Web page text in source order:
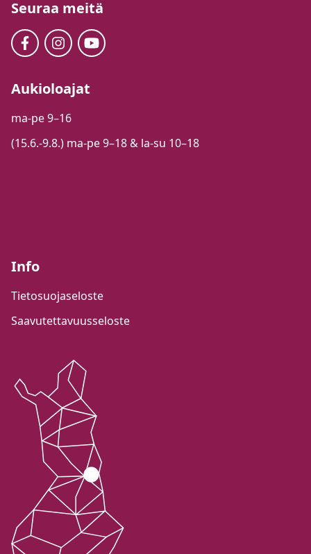
Seuraa meitä
Aukioloajat
ma-pe 9–16
(15.6.-9.8.) ma-pe 9–18 & la-su 10–18
Info
Tietosuojaseloste
Saavutettavuusseloste